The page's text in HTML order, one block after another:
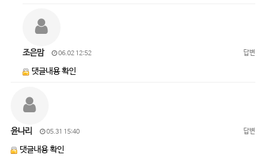
조은맘 06.02 12:52 답변
댓글내용 확인
윤나리 05.31 15:40 답변
댓글내용 확인